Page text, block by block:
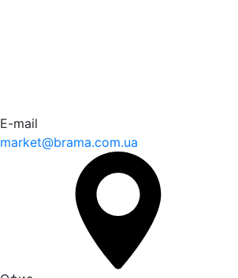
E-mail
market@brama.com.ua